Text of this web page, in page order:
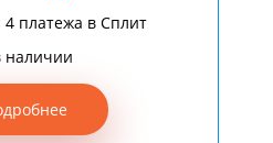
4 платежа в Сплит
наличии